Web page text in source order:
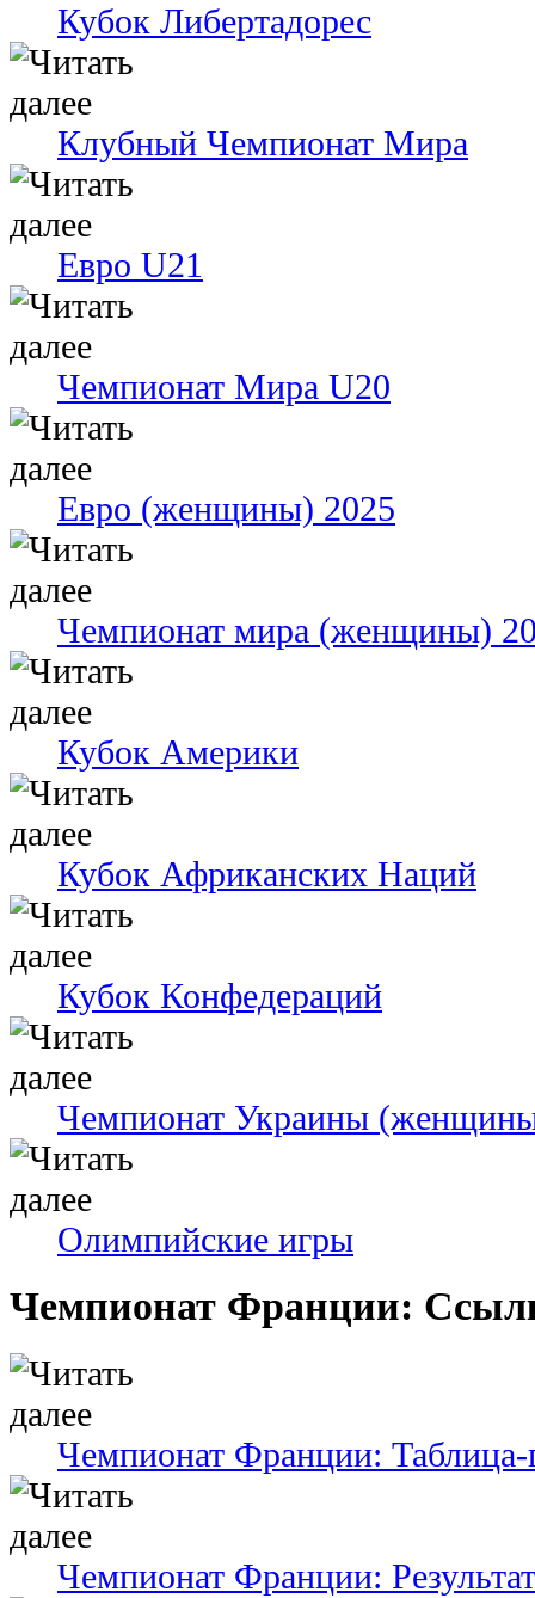
Кубок Либертадорес
Клубный Чемпионат Мира
Евро U21
Чемпионат Мира U20
Евро (женщины) 2025
Чемпионат мира (женщины)
Кубок Америки
Кубок Африканских Наций
Кубок Конфедераций
Чемпионат Украины
Олимпийские игры
Чемпионат Франции:
Чемпионат Франции: Таблица-
Чемпионат Франции: